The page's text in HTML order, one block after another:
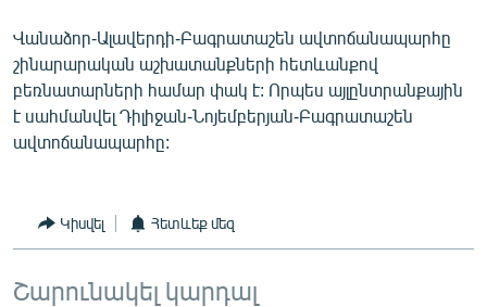
Վանաձոր-Ալավերդի-Բագրատաշեն ավտոճանապարհը
շինարարական աշխատանքների հետևանքով
բեռնատարների համար փակ է: Որպես այլընտրանքային
է սահմանվել Դիլիջան-Նոյեմբերյան-Բագրատաշեն
ավտոճանապարհը:
Կիսվել Հետևեք մեզ
Շարունակել կարդալ